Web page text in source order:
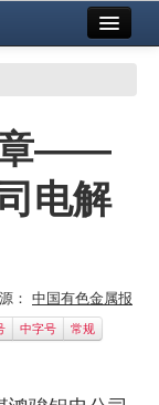
章——
电解
： 中国有色金属报
中字号 常规